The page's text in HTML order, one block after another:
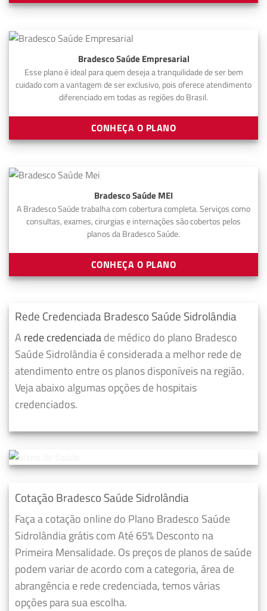
Bradesco Saúde Empresarial
Esse plano é ideal para quem deseja a tranquilidade de ser bem
cuidado com a vantagem de ser exclusivo, pois oferece atendimento
diferenciado em todas as regiões do Brasil.
CONHEÇA O PLANO
Bradesco Saúde MEI
A Bradesco Saúde trabalha com cobertura completa. Serviços como
consultas, exames, cirurgias e internações são cobertos pelos
planos da Bradesco Saúde.
CONHEÇA O PLANO
Rede Credenciada Bradesco Saúde Sidrolândia
A rede credenciadade médico do plano Bradesco
Saúde Sidrolândia é considerada a melhor rede de
atendimento entre os planos disponíveis na região.
Veja abaixo algumas opções de hospitais
credenciados.
Cotação Bradesco Saúde Sidrolândia
Faça a cotação online do Plano Bradesco Saúde
Sidrolândia grátis com Até 65% Desconto na
Primeira Mensalidade. Os preços de planos de saúde
podem variar de acordo com a categoria, área de
abrangência e rede credenciada, temos várias
opções para sua escolha.